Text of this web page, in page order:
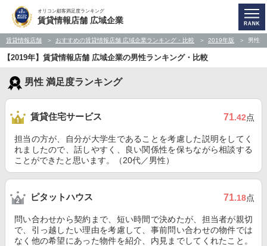
オリコン顧客満足度ランキング
賃貸情報店舗 広域企業
賃貸情報店舗 おすすめの賃貸情報店舗 広域企業ランキング・比較 2019年版 男性
【2019年】賃貸情報店舗 広域企業の男性ランキング・比較
男性 満足度ランキング
賃貸住宅サービス 71.42点
担当の方が、自分が大学生であることを考慮した説明をしてく
れましたので、話しやすく、良い関係性を保ちながら相談する
ことができたと思います。（20代／男性）
ピタットハウス 71.18点
問い合わせから契約まで、短い時間で決めたが、担当者が親切
で、引っ越したい理由を考慮して、事前問い合わせの物件では
なく他の希望にあった物件を紹介、内見までしてくれたこと。